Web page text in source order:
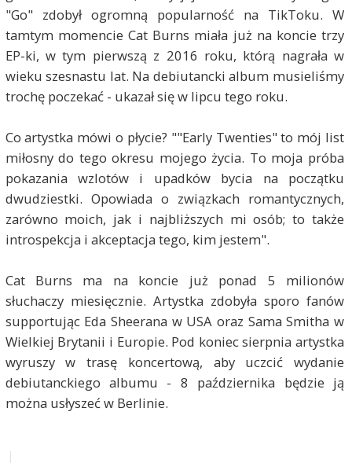
"Go" zdobył ogromną popularność na TikToku. W
tamtym momencie Cat Burns miała już na koncie trzy
EP-ki, w tym pierwszą z 2016 roku, którą nagrała w
wieku szesnastu lat. Na debiutancki album musieliśmy
trochę poczekać - ukazał się w lipcu tego roku.
Co artystka mówi o płycie? ""Early Twenties" to mój list
miłosny do tego okresu mojego życia. To moja próba
pokazania wzlotów i upadków bycia na początku
dwudziestki. Opowiada o związkach romantycznych,
zarówno moich, jak i najbliższych mi osób; to także
introspekcja i akceptacja tego, kim jestem".
Cat Burns ma na koncie już ponad 5 milionów
słuchaczy miesięcznie. Artystka zdobyła sporo fanów
supportując Eda Sheerana w USA oraz Sama Smitha w
Wielkiej Brytanii i Europie. Pod koniec sierpnia artystka
wyruszy w trasę koncertową, aby uczcić wydanie
debiutanckiego albumu - 8 października będzie ją
można usłyszeć w Berlinie.